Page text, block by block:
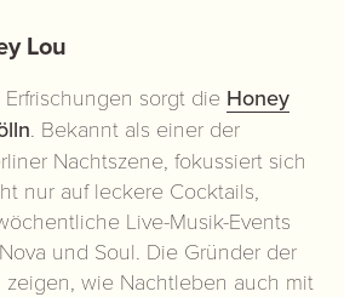
Lou
sorgt die Honey
. Bekannt als einer der
Nachtszene, fokussiert sich
nur auf leckere Cocktails,
Live-Musik-Events
und Soul. Die Gründer der
wie Nachtleben auch mit